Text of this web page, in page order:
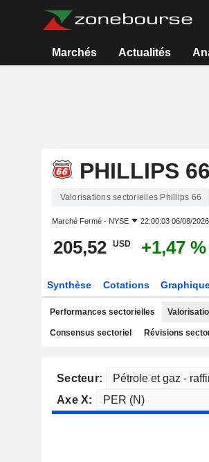
Marchés Actualités
PHILLIPS 66
Valorisations sectorielles Phillips 66
Marché Fermé - NYSE 22:00:03 06/08/2026
205,52 USD +1,47 %
Synthèse Cotations
Performances sectorielles
Consensus sectoriel Révisions
Secteur:
Axe X: